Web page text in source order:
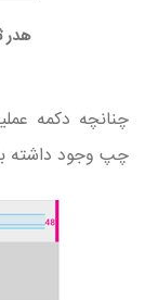
هدر
چنانچه دکمه
چپ وجود داشته